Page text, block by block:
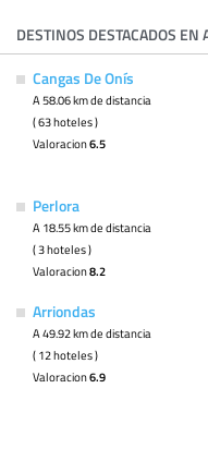
DESTINOS DESTACADOS EN
Cangas De Onís
A 58.06 km de distancia
( 63 hoteles )
Valoracion6.5
Perlora
A 18.55 km de distancia
( 3 hoteles )
Valoracion8.2
Arriondas
A 49.92 km de distancia
( 12 hoteles )
Valoracion6.9